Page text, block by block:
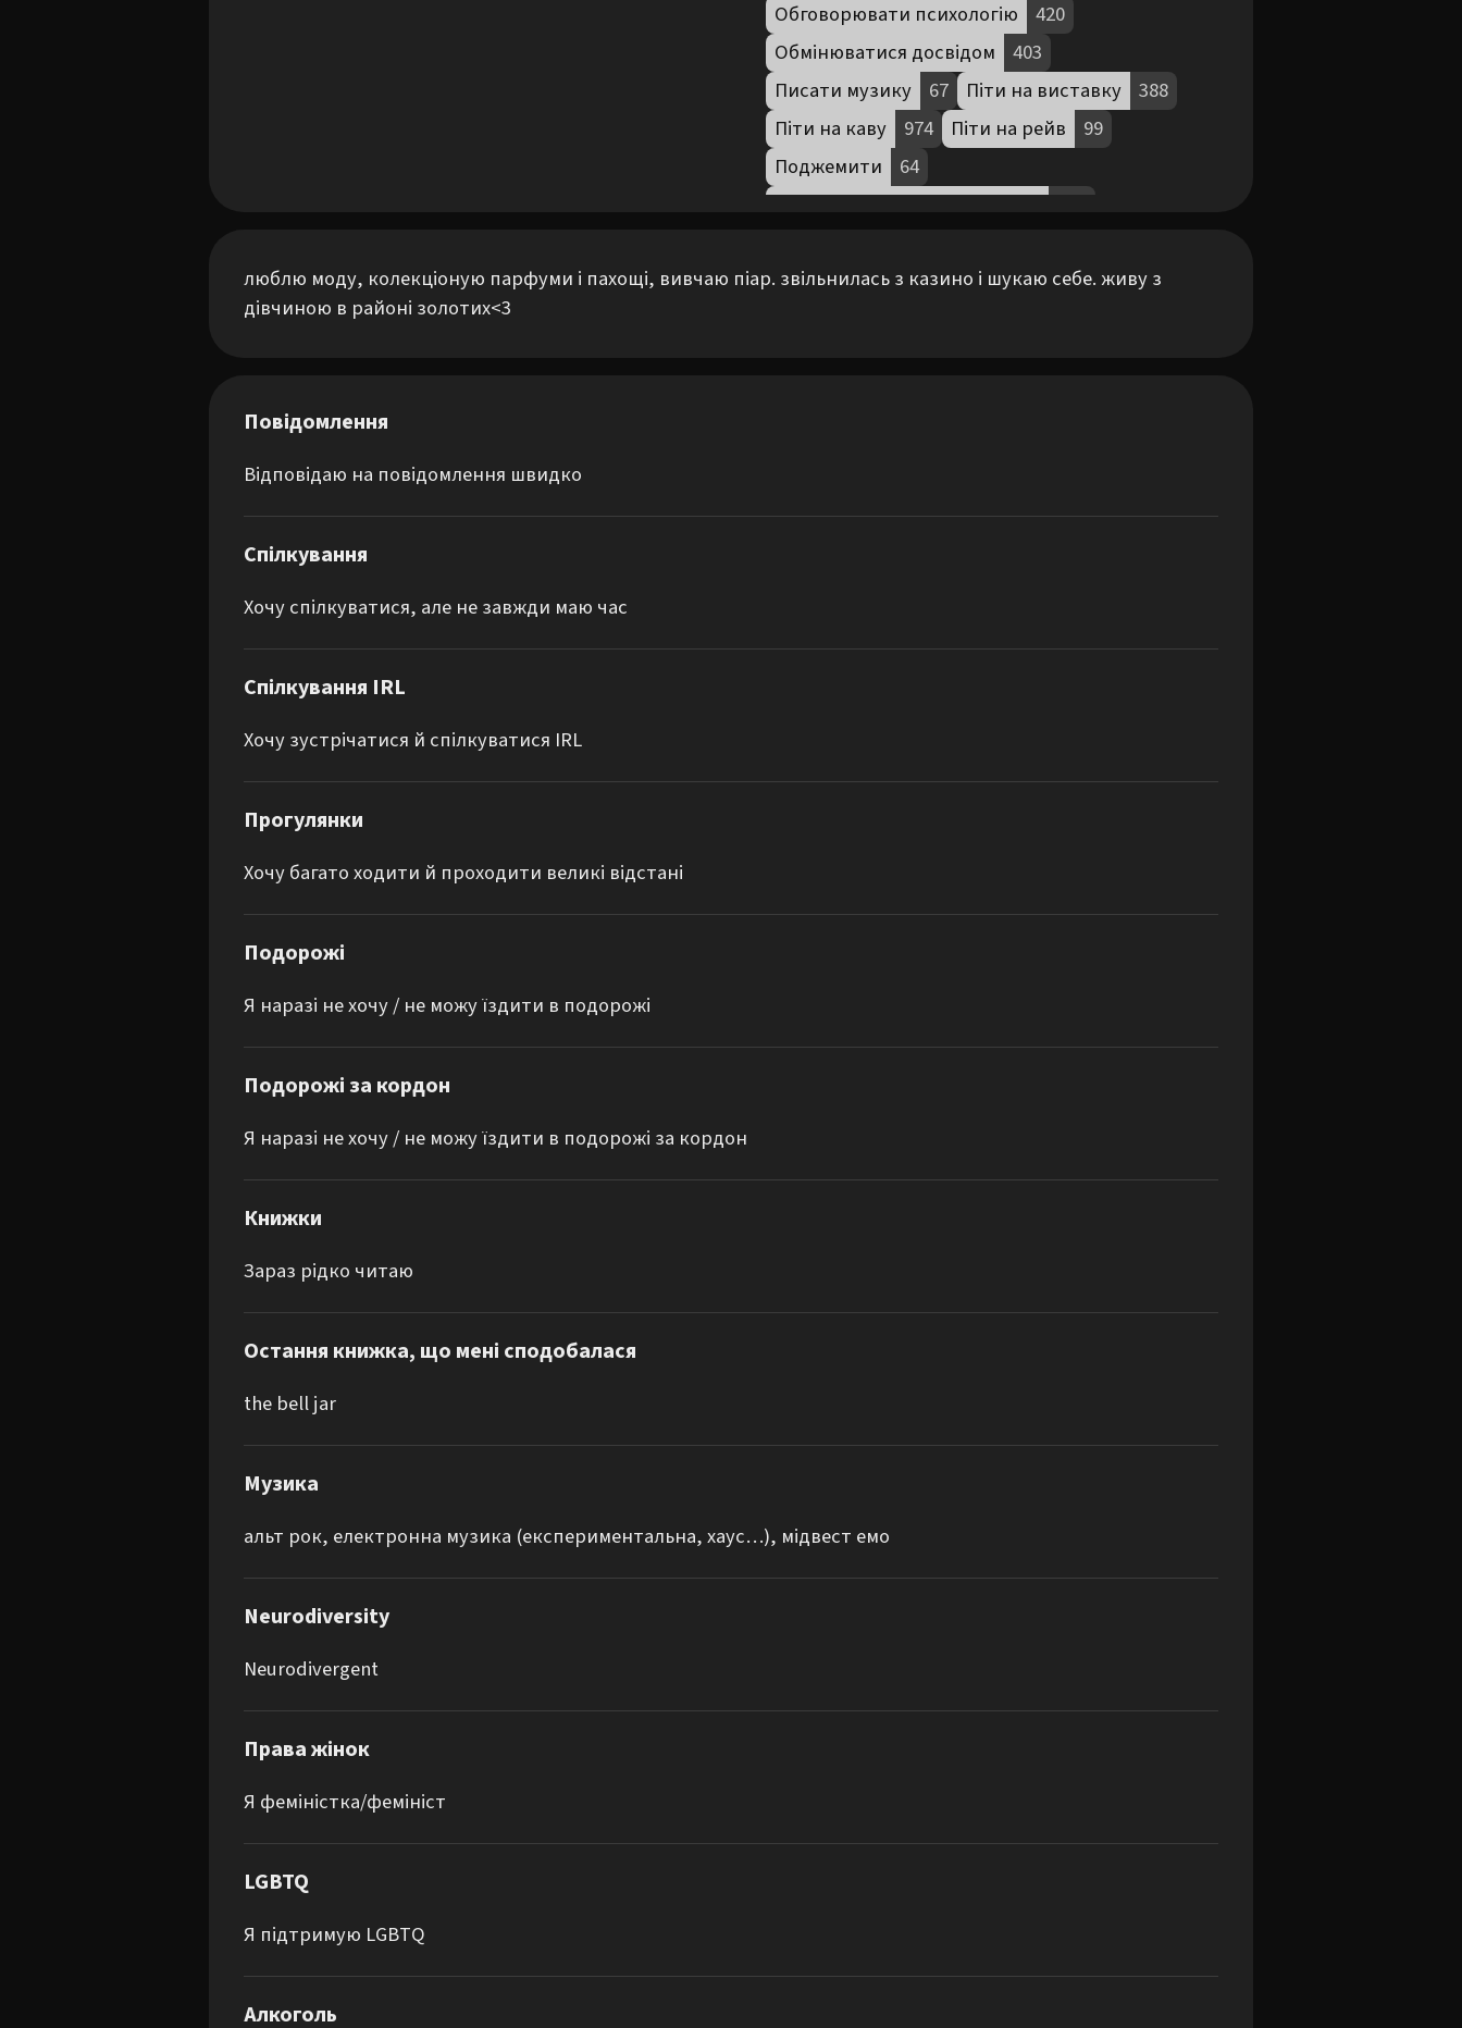
Обговорювати психологію
420
Обмінюватися досвідом
403
Писати музику
67 Піти на виставку
388
Піти на каву
974 Піти на рейв
99
Поджемити
64
Проводити час без алкоголю
165
Співати
127
люблю моду, колекціоную парфуми і пахощі, вивчаю піар. звільнилась з казино і шукаю себе. живу з
дівчиною в районі золотих<3
Повідомлення
Відповідаю на повідомлення швидко
Спілкування
Хочу спілкуватися, але не завжди маю час
Спілкування IRL
Хочу зустрічатися й спілкуватися IRL
Прогулянки
Хочу багато ходити й проходити великі відстані
Подорожі
Я наразі не хочу / не можу їздити в подорожі
Подорожі за кордон
Я наразі не хочу / не можу їздити в подорожі за кордон
Книжки
Зараз рідко читаю
Остання книжка, що мені сподобалася
the bell jar
Музика
альт рок, електронна музика (експериментальна, хаус…), мідвест емо
Neurodiversity
Neurodivergent
Права жінок
Я феміністка/фемініст
LGBTQ
Я підтримую LGBTQ
Алкоголь